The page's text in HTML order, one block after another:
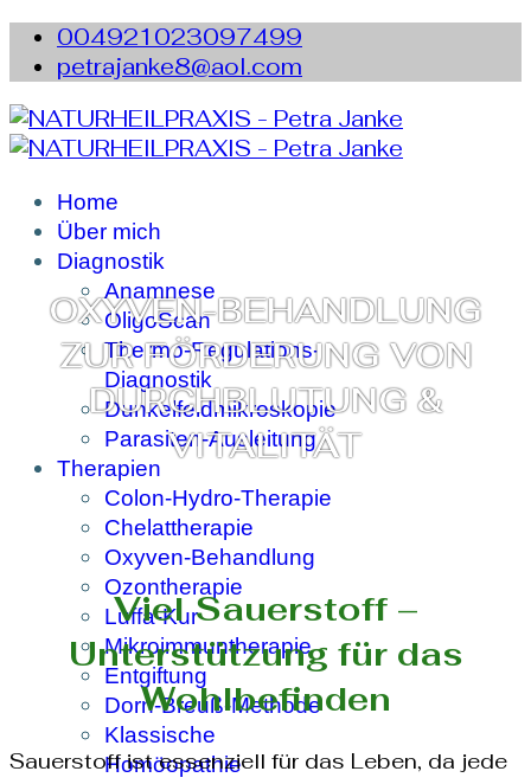
004921023097499
petrajanke8@aol.com
Home
Über mich
Diagnostik
Anamnese
OligoScan
Thermo-Regulations-
Diagnostik
Dunkelfeldmikroskopie
Parasiten-Ausleitung
Therapien
Colon-Hydro-Therapie
Chelattherapie
Oxyven-Behandlung
Ozontherapie
Luffa-Kur
Mikroimmuntherapie
Entgiftung
Dorn-Breuß-Methode
Klassische
Homöopathie
OXYVEN-BEHANDLUNG
ZUR FÖRDERUNG VON
DURCHBLUTUNG &
VITALITÄT
Viel Sauerstoff –
Unterstützung für das
Wohlbefinden
Sauerstoff ist essenziell für das Leben, da jede